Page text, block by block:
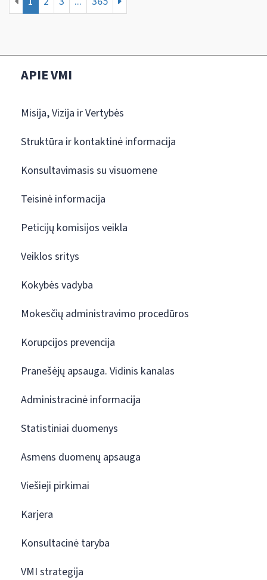
APIE VMI
Misija, Vizija ir Vertybės
Struktūra ir kontaktinė informacija
Konsultavimasis su visuomene
Teisinė informacija
Peticijų komisijos veikla
Veiklos sritys
Kokybės vadyba
Mokesčių administravimo procedūros
Korupcijos prevencija
Pranešėjų apsauga. Vidinis kanalas
Administracinė informacija
Statistiniai duomenys
Asmens duomenų apsauga
Viešieji pirkimai
Karjera
Konsultacinė taryba
VMI strategija